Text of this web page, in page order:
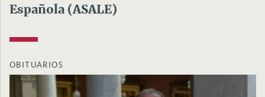
Española (ASALE)
OBITUARIOS